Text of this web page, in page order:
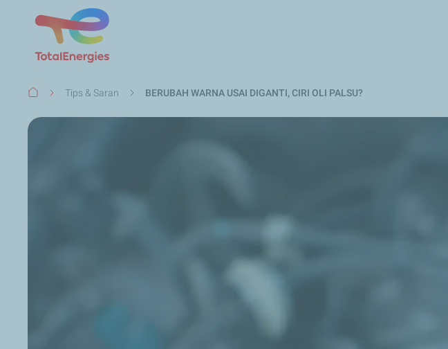
BreadcrumbTips & Saran BERUBAH WARNA USAI DIGANTI, CIRI OLI PALSU?